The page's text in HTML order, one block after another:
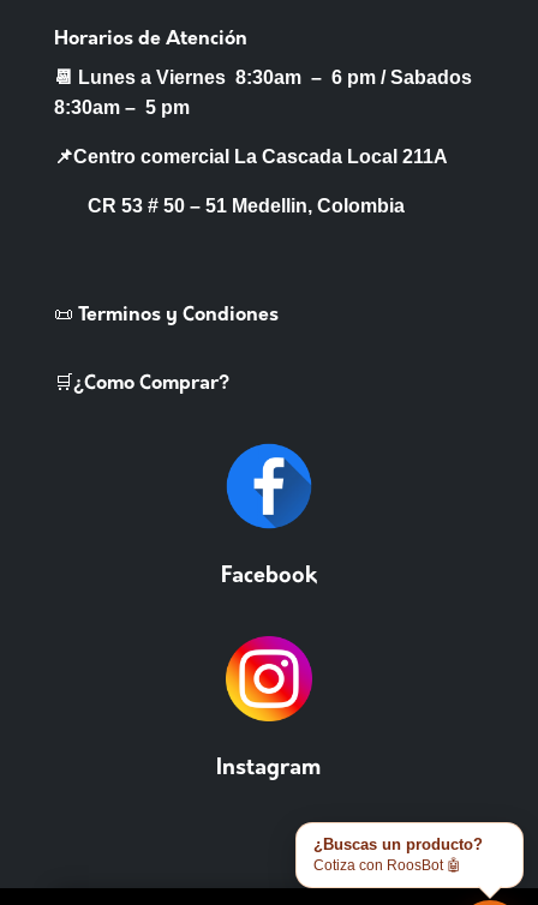
Horarios de Atención
📆 Lunes a Viernes 8:30am – 6 pm /Sabados
8:30am – 5 pm
📌Centro comercial La Cascada Local 211A
CR 53 # 50 – 51 Medellin, Colombia
📜 Terminos y Condiones
🛒¿Como Comprar?
Facebook
Instagram
¿Buscas un producto?
Cotiza con RoosBot 🤖